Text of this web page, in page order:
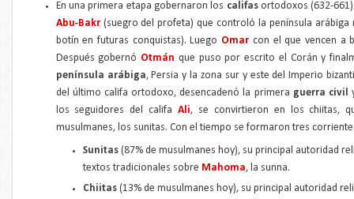
En una primera etapa gobernaron los califasortodoxos (632-
Abu-Bakr(suegro del profeta) que controló la península arábiga
botín en futuras conquistas). Luego Omar con el que vencen a
Después gobernó Otmán que puso por escrito el Corán y
península arábiga, Persia y la zona sur y este del Imperio
del último califa ortodoxo, desencadenó la primera guerra civil
los seguidores del califaAli, se convirtieron en los chiitas,
musulmanes, los sunitas. Con el tiempo se formaron tres
Sunitas(87% de musulmanes hoy), su principal autoridad
textos tradicionales sobre Mahoma, la sunna.
Chiitas (13% de musulmanes hoy), su principal autoridad